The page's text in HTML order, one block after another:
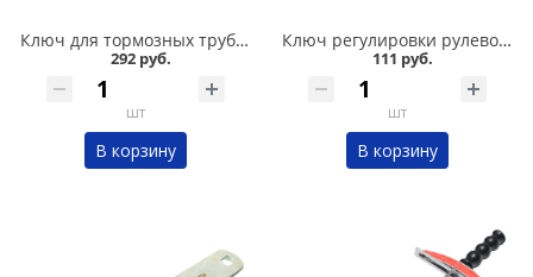
Ключ для тормозных трубок 10*12 усиленный в Кургане
292 руб.
шт
В корзину
Ключ регулировки рулевой рейки 2110-012 в Кургане
111 руб.
шт
В корзину